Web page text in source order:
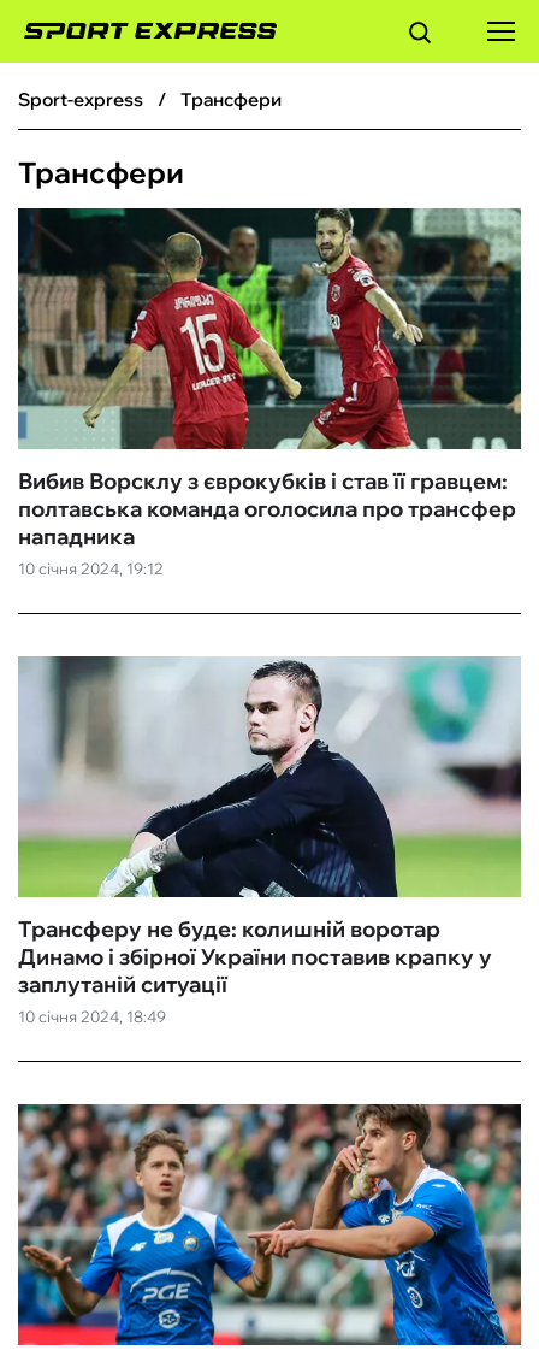
ФУТБОЛ
БАСКЕТБОЛ
БОКС
ХОКЕЙ
ТЕНІС
КІБЕРСПОРТ
ЧС-2026
ІНШІ
sport-express Трансфери
Трансфери
10 січня 2024, 19:12
Вибив Ворсклу з єврокубків і став її гравцем:
полтавська команда оголосила про трансфер
нападника
10 січня 2024, 18:49
Трансферу не буде: колишній воротар
Динамо і збірної України поставив крапку у
заплутаній ситуації